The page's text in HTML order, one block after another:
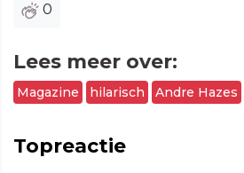
0
Lees meer over:
Magazine hilarisch Andre Hazes
Topreactie